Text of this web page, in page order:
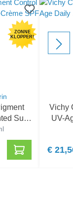
ZONNE
KLOPPER!
Sun
50+
Vichy
UV-
€